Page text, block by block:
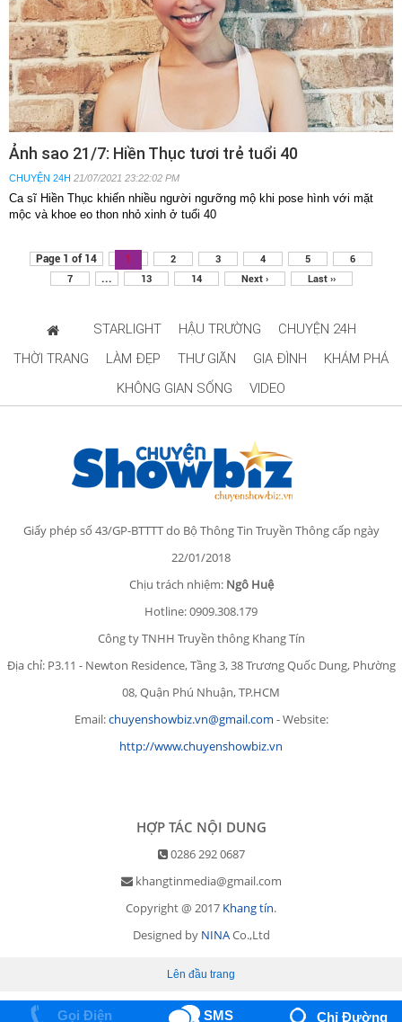
Ảnh sao 21/7: Hiền Thục tươi trẻ tuổi 40
CHUYỆN 24H 21/07/2021 23:22:02 PM
Ca sĩ Hiền Thục khiến nhiều người ngưỡng mộ khi pose hình với mặt
mộc và khoe eo thon nhỏ xinh ở tuổi 40
Page 1 of 14 1 2 3 4 5
6
7
... 13 14 Next › Last ››
STARLIGHT HẬU TRƯỜNG
CHUYỆN 24H
THỜI TRANG
LÀM ĐẸP THƯ GIÃN GIA ĐÌNH
KHÁM PHÁ
KHÔNG GIAN SỐNG
VIDEO
Giấy phép số 43/GP-BTTTT do Bộ Thông Tin Truyền Thông cấp ngày
22/01/2018
Chịu trách nhiệm: Ngô Huệ
Hotline: 0909.308.179
Công ty TNHH Truyền thông Khang Tín
Địa chỉ: P3.11 - Newton Residence, Tầng 3, 38 Trương Quốc Dung, Phường
08, Quận Phú Nhuận, TP.HCM
Email:chuyenshowbiz.vn@gmail.com - Website:
http://www.chuyenshowbiz.vn
HỢP TÁC NỘI DUNG
0286 292 0687
khangtinmedia@gmail.com
Copyright @ 2017 Khang tín.
Designed by NINACo.,Ltd
Lên đầu trang
Gọi Điện SMS Chỉ Đường